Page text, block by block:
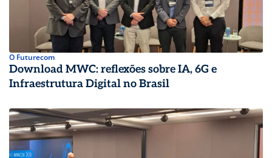
O Futurecom
Download MWC: reflexões sobre IA, 6G e
Infraestrutura Digital no Brasil